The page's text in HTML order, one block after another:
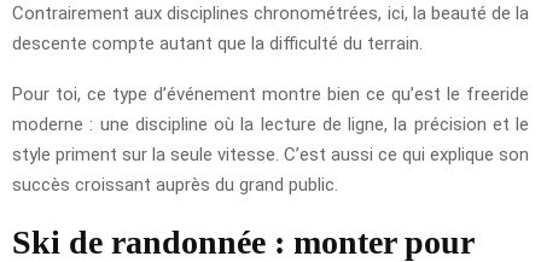
Contrairement aux disciplines chronométrées, ici, la beauté de la
descente compte autant que la difficulté du terrain.
Pour toi, ce type d’événement montre bien ce qu’est le freeride
moderne : une discipline où la lecture de ligne, la précision et le
style priment sur la seule vitesse. C’est aussi ce qui explique son
succès croissant auprès du grand public.
Ski de randonnée : monter pour